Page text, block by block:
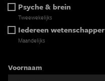
Psyche & brein
Tweewekelijks
Iedereen wetenschapper
Maandelijks
Voornaam